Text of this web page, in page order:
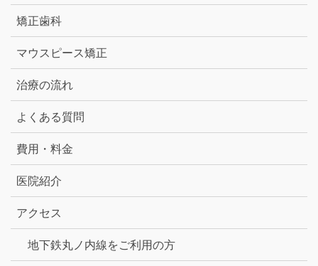
矯正歯科
マウスピース矯正
治療の流れ
よくある質問
費用・料金
医院紹介
アクセス
地下鉄丸ノ内線をご利用の方